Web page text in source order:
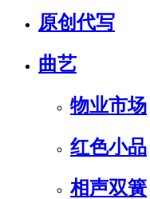
原创代写
曲艺
物业市场
红色小品
相声双簧